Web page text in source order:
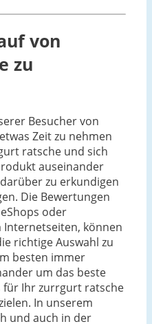
von
zu
Besucher von
Zeit zu nehmen
ratsche und sich
auseinander
zu erkundigen
Die Bewertungen
oder
können
richtige Auswahl zu
besten immer
um das beste
für Ihr zurrgurt ratsche
In unserem
und auch in der